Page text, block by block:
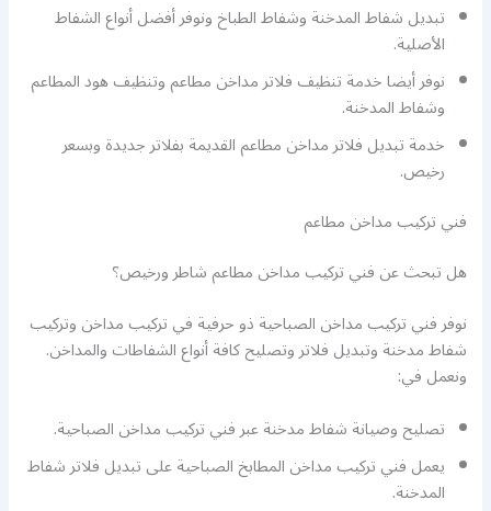
تبديل شفاط المدخنة وشفاط الطباخ ونوفر أفضل أنواع الشفاط
الأصلية.
نوفر أيضا خدمة تنظيف فلاتر مداخن مطاعم وتنظيف هود المطاعم
وشفاط المدخنة.
خدمة تبديل فلاتر مداخن مطاعم القديمة بفلاتر جديدة وبسعر
رخيص.
فني تركيب مداخن مطاعم
هل تبحث عن فني تركيب مداخن مطاعم شاطر ورخيص؟
نوفر فني تركيب مداخن الصباحية ذو حرفية في تركيب مداخن وتركيب
شفاط مدخنة وتبديل فلاتر وتصليح كافة أنواع الشفاطات والمداخن.
ونعمل في:
تصليح وصيانة شفاط مدخنة عبر فني تركيب مداخن الصباحية.
يعمل فني تركيب مداخن المطابخ الصباحية على تبديل فلاتر شفاط
المدخنة.